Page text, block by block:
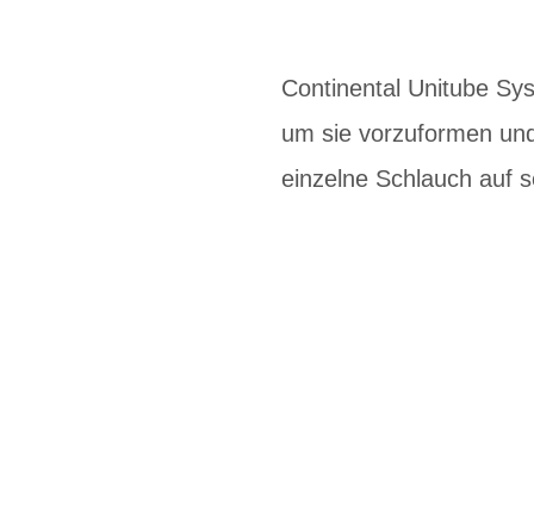
Continental Unitube
um sie vorzuformen
einzelne Schlauch auf